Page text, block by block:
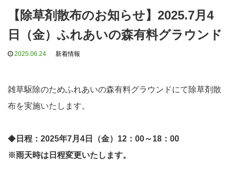
【除草剤散布のお知らせ】2025.7月4
日（金）ふれあいの森有料グラウンド
2025.06.24 新着情報
雑草駆除のためふれあいの森有料グラウンドにて除草剤散
布を実施いたします。
◆ 日程：2025年7月4日（金）12：00～18：00
※雨天時は日程変更いたします。